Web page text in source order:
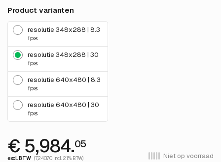
Product varianten
resolutie 348x288 | 8.3
fps
resolutie 348x288 | 30
fps
resolutie 640x480 | 8.3
fps
resolutie 640x480 | 30
fps
€ 5,984.05
excl. BTW (7,240.70 incl. 21% BTW) Niet op voorraad